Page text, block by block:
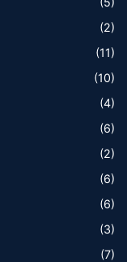
(2)
(11)
(10)
(4)
(6)
(2)
(6)
(6)
(3)
(7)